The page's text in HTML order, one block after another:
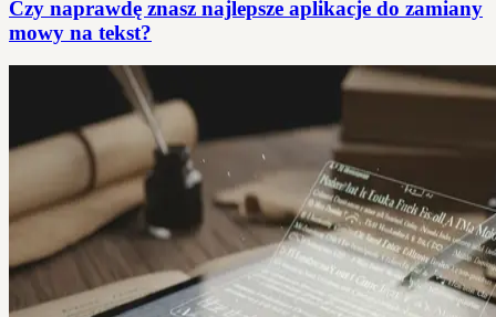
Czy naprawdę znasz najlepsze aplikacje do zamiany
mowy na tekst?